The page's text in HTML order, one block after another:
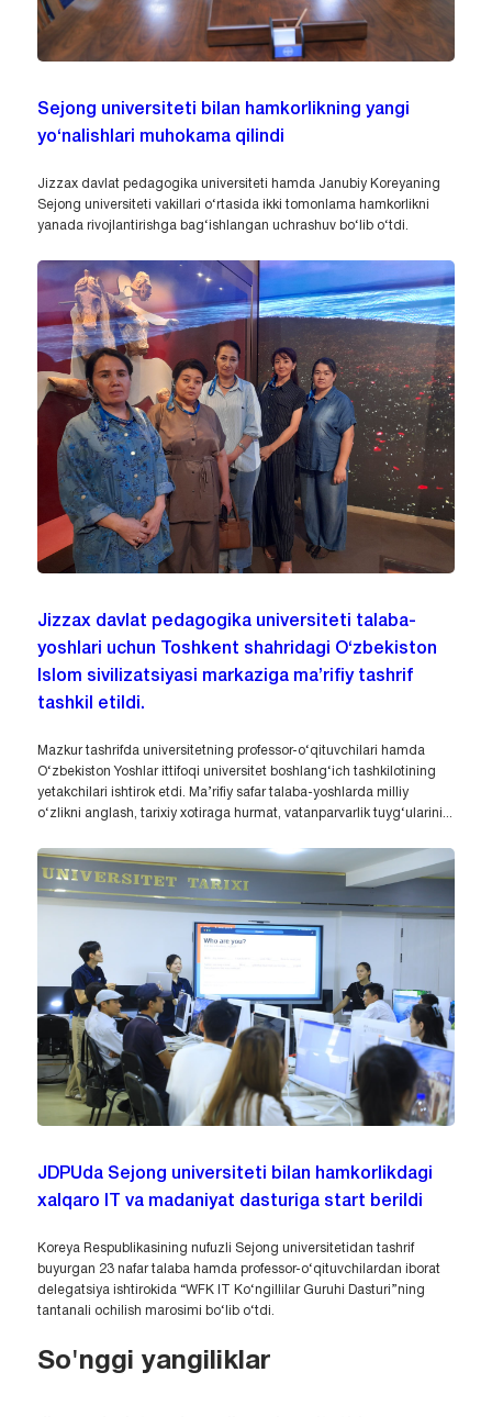
Sejong universiteti bilan hamkorlikning yangi
yo‘nalishlari muhokama qilindi
Jizzax davlat pedagogika universiteti hamda Janubiy Koreyaning
Sejong universiteti vakillari o‘rtasida ikki tomonlama hamkorlikni
yanada rivojlantirishga bag‘ishlangan uchrashuv bo‘lib o‘tdi.
Jizzax davlat pedagogika universiteti talaba-
yoshlari uchun Toshkent shahridagi O‘zbekiston
Islom sivilizatsiyasi markaziga ma’rifiy tashrif
tashkil etildi.
Mazkur tashrifda universitetning professor-o‘qituvchilari hamda
O‘zbekiston Yoshlar ittifoqi universitet boshlang‘ich tashkilotining
yetakchilari ishtirok etdi. Ma’rifiy safar talaba-yoshlarda milliy
o‘zlikni anglash, tarixiy xotiraga hurmat, vatanparvarlik tuyg‘ularini...
JDPUda Sejong universiteti bilan hamkorlikdagi
xalqaro IT va madaniyat dasturiga start berildi
Koreya Respublikasining nufuzli Sejong universitetidan tashrif
buyurgan 23 nafar talaba hamda professor-o‘qituvchilardan iborat
delegatsiya ishtirokida “WFK IT Ko‘ngillilar Guruhi Dasturi”ning
tantanali ochilish marosimi bo‘lib o‘tdi.
So'nggi yangiliklar